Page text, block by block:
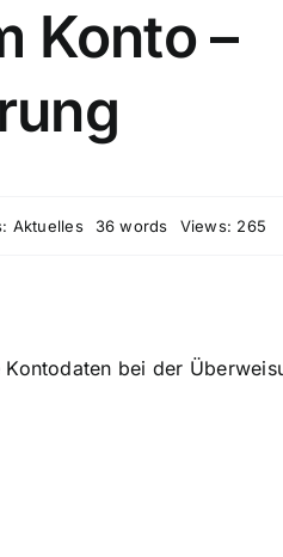
Konto –
Aktuelles 36 words Views: 265
bei der